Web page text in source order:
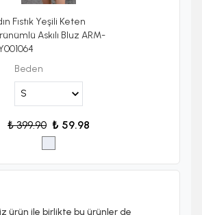
Fıstık Yeşili Keten
Askılı Bluz ARM-
Beden
₺ 399.90 ₺ 59.98
ürün ile birlikte bu ürünler de